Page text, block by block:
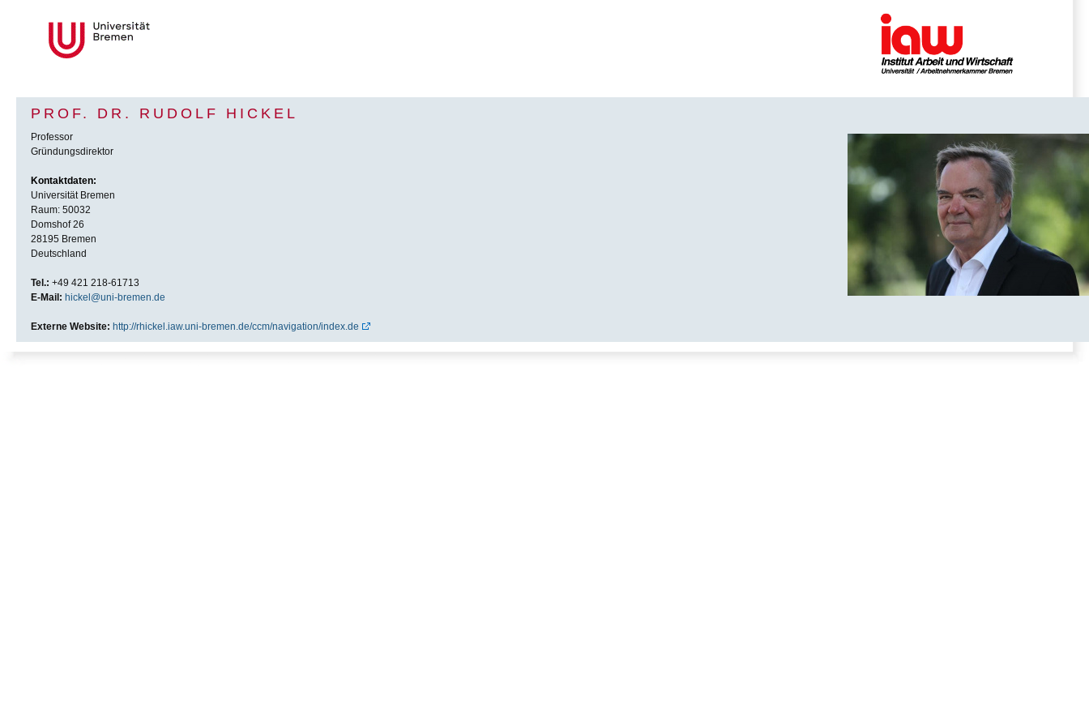
PROF. DR. RUDOLF HICKEL
Professor
Gründungsdirektor
Kontaktdaten:
Universität Bremen
Raum: 50032
Domshof 26
28195 Bremen
Deutschland
Tel.: +49 421 218-61713
E-Mail: hickel@uni-bremen.de
Externe Website: http://rhickel.iaw.uni-bremen.de/ccm/navigation/index.de